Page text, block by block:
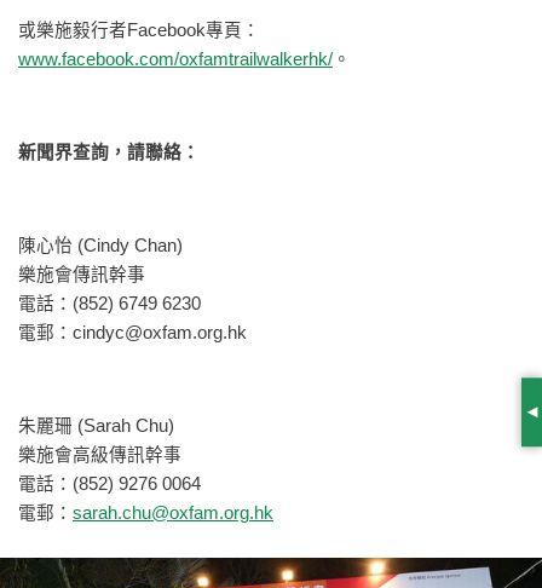
或樂施毅行者Facebook專頁：
www.facebook.com/oxfamtrailwalkerhk/ 。
新聞界查詢，請聯絡：
陳心怡 (Cindy Chan)
樂施會傳訊幹事
電話：(852) 6749 6230
電郵： cindyc@oxfam.org.hk
朱麗珊 (Sarah Chu)
樂施會高級傳訊幹事
電話：(852) 9276 0064
電郵： sarah.chu@oxfam.org.hk